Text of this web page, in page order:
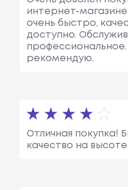
интернет-
очень быстро,
доступно.
рекомендую.
Отличная покупка!
качество на